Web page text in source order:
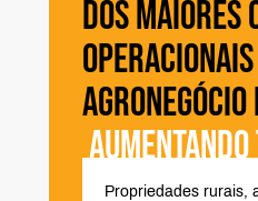
DOS MAIORES
Propriedades rurais,